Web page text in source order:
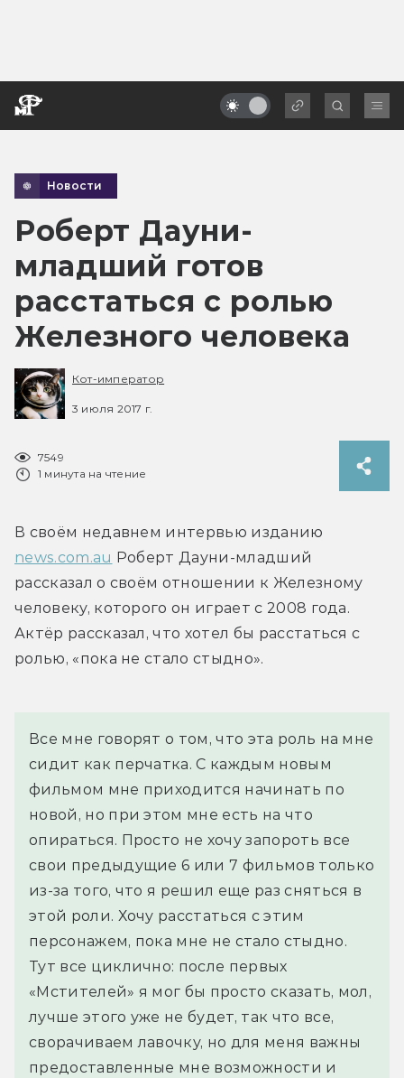
Новости
Роберт Дауни-
младший готов
расстаться с ролью
Железного человека
Кот-император
3 июля 2017 г.
7549
1 минута на чтение
news.com.au Роберт Дауни-младший
рассказал о своём отношении к Железному
человеку, которого он играет с 2008 года.
Актёр рассказал, что хотел бы расстаться с
ролью, «пока не стало стыдно».
Все мне говорят о том, что эта роль на мне
сидит как перчатка. С каждым новым
фильмом мне приходится начинать по
новой, но при этом мне есть на что
опираться. Просто не хочу запороть все
свои предыдущие 6 или 7 фильмов только
из-за того, что я решил еще раз сняться в
этой роли. Хочу расстаться с этим
персонажем, пока мне не стало стыдно.
Тут все циклично: после первых
«Мстителей» я мог бы просто сказать, мол,
лучше этого уже не будет, так что все,
сворачиваем лавочку, но для меня важны
предоставленные мне возможности и